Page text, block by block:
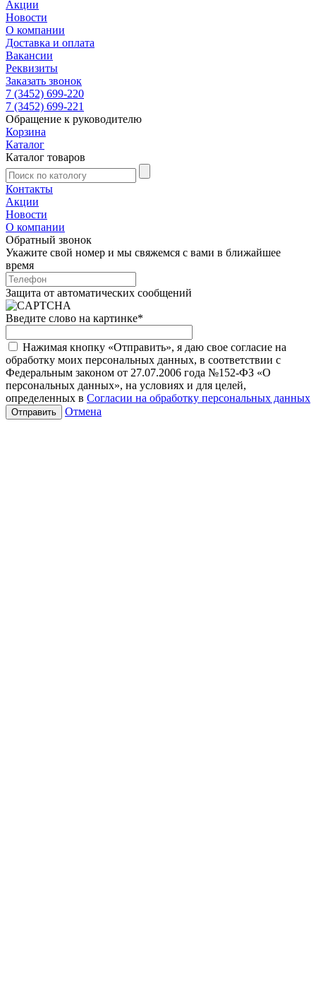
Акции
Новости
О компании
Доставка и оплата
Вакансии
Реквизиты
Заказать звонок
7 (3452) 699-220
7 (3452) 699-221
Обращение к руководителю
Корзина
Каталог
Каталог товаров
Контакты
Акции
Новости
О компании
Обратный звонок
Укажите свой номер и мы свяжемся с вами в ближайшее
время
Защита от автоматических сообщений
Введите слово на картинке*
Нажимая кнопку «Отправить», я даю свое согласие на
обработку моих персональных данных, в соответствии с
Федеральным законом от 27.07.2006 года №152-ФЗ «О
персональных данных», на условиях и для целей,
определенных в Согласии на обработку персональных данных
Отмена